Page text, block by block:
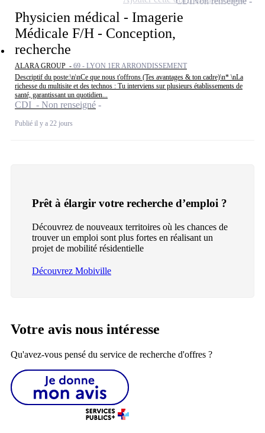
Physicien médical - Imagerie
Médicale F/H - Conception,
recherche
ALARA GROUP - 69 - LYON 1ER ARRONDISSEMENT
Descriptif du poste:\n\nCe que nous t'offrons (Tes avantages & ton cadre)\n* \nLa
richesse du multisite et des technos : Tu interviens sur plusieurs établissements de
santé, garantissant un quotidien...
CDI - Non renseigné
Publié il y a 22 jours
Prêt à élargir votre recherche d’emploi ?
Découvrez de nouveaux territoires où les chances de
trouver un emploi sont plus fortes en réalisant un
projet de mobilité résidentielle
Découvrez Mobiville
Votre avis nous intéresse
Qu'avez-vous pensé du service de recherche d'offres ?